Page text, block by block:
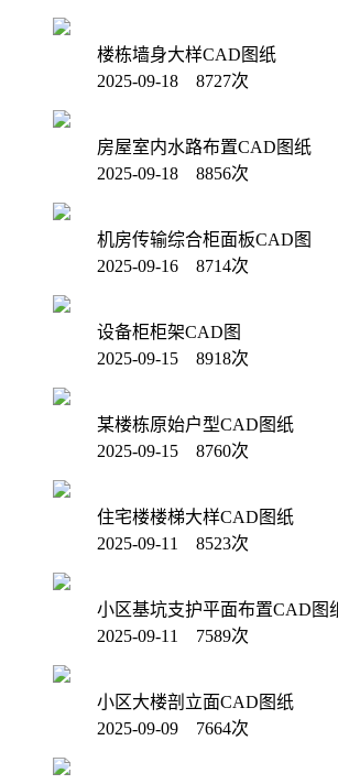
楼栋墙身大样CAD图纸
2025-09-18 8727次
房屋室内水路布置CAD图纸
2025-09-18 8856次
机房传输综合柜面板CAD图
2025-09-16 8714次
设备柜柜架CAD图
2025-09-15 8918次
某楼栋原始户型CAD图纸
2025-09-15 8760次
住宅楼楼梯大样CAD图纸
2025-09-11 8523次
小区基坑支护平面布置CAD图
2025-09-11 7589次
小区大楼剖立面CAD图纸
2025-09-09 7664次